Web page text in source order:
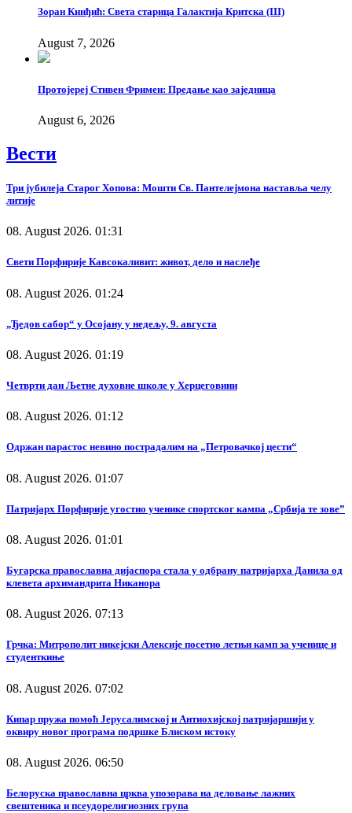
Зоран Кинђић: Света старица Галактија Критска (III)
August 7, 2026
Протојереј Стивен Фримен: Предање као заједница
August 6, 2026
Вести
Три јубилеја Старог Хопова: Мошти Св. Пантелејмона наставља челу
литије
08. August 2026. 01:31
Свети Порфирије Кавсокаливит: живот, дело и наслеђе
08. August 2026. 01:24
„Ђедов сабор“ у Осојану у недељу, 9. августа
08. August 2026. 01:19
Четврти дан Љетне духовне школе у Херцеговини
08. August 2026. 01:12
Одржан парастос невино пострадалим на „Петровачкој цести“
08. August 2026. 01:07
Патријарх Порфирије угостио ученике спортског кампа „Србија те зове”
08. August 2026. 01:01
Бугарска православна дијаспора стала у одбрану патријарха Данила од
клевета архимандрита Никанора
08. August 2026. 07:13
Грчка: Митрополит никејски Алексије посетио летњи камп за ученице и
студенткиње
08. August 2026. 07:02
Кипар пружа помоћ Јерусалимској и Антиохијској патријаршији у
оквиру новог програма подршке Блиском истоку
08. August 2026. 06:50
Белоруска православна црква упозорава на деловање лажних
свештеника и псеудорелигиозних група